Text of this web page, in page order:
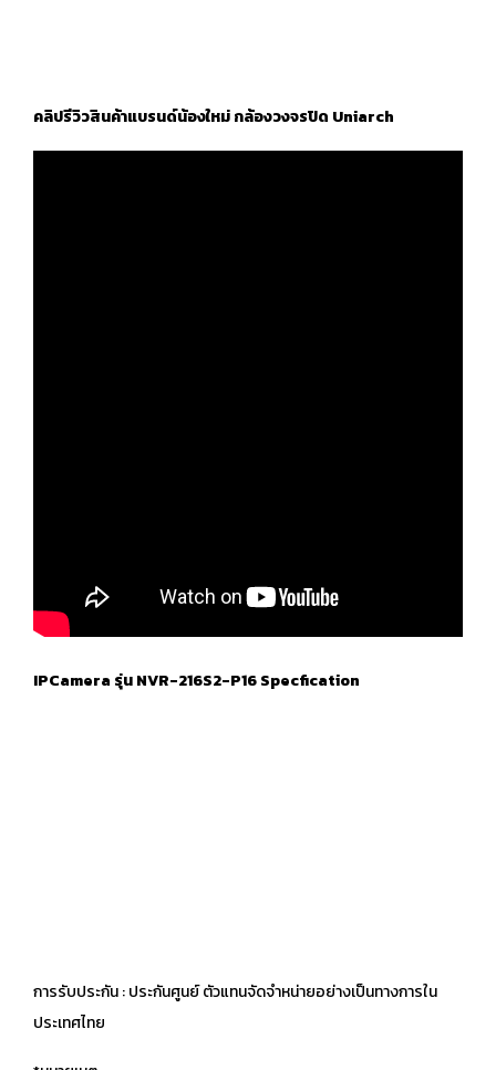
คลิปรีวิวสินค้าแบรนด์น้องใหม่ กล้องวงจรปิด Uniarch
IPCamera รุ่น NVR-216S2-P16 Specfication
การรับประกัน : ประกันศูนย์ ตัวแทนจัดจำหน่ายอย่างเป็นทางการใน
ประเทศไทย